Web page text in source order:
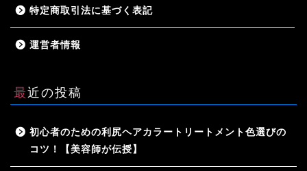
特定商取引法に基づく表記
運営者情報
最近の投稿
初心者のための利尻ヘアカラートリートメント色選びの
コツ！【美容師が伝授】